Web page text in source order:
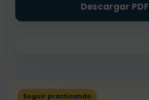
Descargar PDF
Seguir practicando